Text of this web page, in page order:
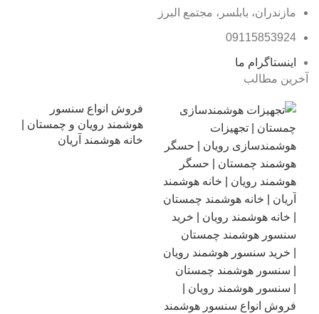
مازندران، بابلسر، مجتمع البرز
09115853924
اینستاگرام ما
آخرین مطالب
فروش انواع سنسور
هوشمند رویان و چمستان |
خانه هوشمند آریان